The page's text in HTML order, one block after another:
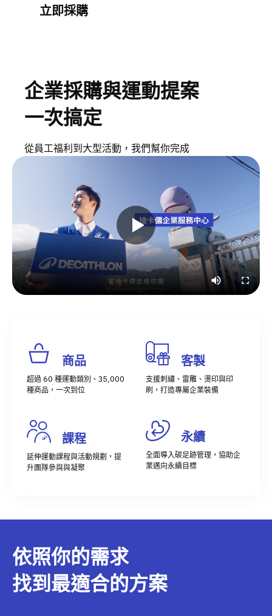
立即採購
企業採購與運動提案
一次搞定
從員工福利到大型活動，我們幫你完成
商品
超過 60 種運動類別、35,000
種商品，一次到位
客製
支援刺繡、雷雕、燙印與印
刷，打造專屬企業裝備
課程
延伸運動課程與活動規劃，提
升團隊參與與凝聚
永續
全面導入碳足跡管理，協助企
業邁向永續目標
依照你的需求
找到最適合的方案